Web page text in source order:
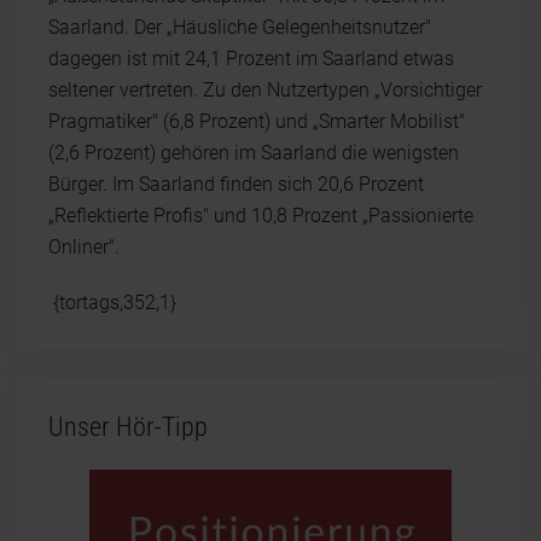
Saarland. Der „Häusliche Gelegenheitsnutzer"
dagegen ist mit 24,1 Prozent im Saarland etwas
seltener vertreten. Zu den Nutzertypen „Vorsichtiger
Pragmatiker" (6,8 Prozent) und „Smarter Mobilist"
(2,6 Prozent) gehören im Saarland die wenigsten
Bürger. Im Saarland finden sich 20,6 Prozent
„Reflektierte Profis" und 10,8 Prozent „Passionierte
Onliner".
{tortags,352,1}
Unser Hör-Tipp